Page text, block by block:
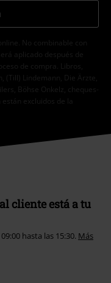
No combinable con
aplicado después de
de compra. Libros,
(Till) Lindemann, Die Ärzte,
Böhse Onkelz, cheques-
excluidos de la
cliente está a tu
hasta las 15:30. Más